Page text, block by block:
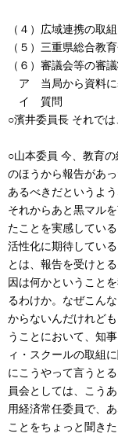
（４）広域連携の取
（５）三重県総合教
（６）審議会等の審
ア 当局から資料に
イ 質問
○濱井委員長 それで
○山本委員 今、教育
のほうから報告があ
あるべきだというよ
それからあと黒マル
たことを実感してい
活性化に期待してい
とは、報告を受けと
因は何かということ
るわけか。なぜこん
からないんだけれど
うことにおいて、知
ィ・スクールの取組
にこうやって言うと
員会としては、こう
用経済常任委員で、
ことをちょっと聞きた